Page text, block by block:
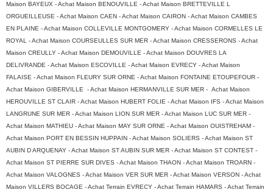
Maison BAYEUX - Achat Maison BENOUVILLE - Achat Maison BRETTEVILLE L
ORGUEILLEUSE - Achat Maison CAEN - Achat Maison CAIRON - Achat Maison CAMBES
EN PLAINE - Achat Maison COLLEVILLE MONTGOMERY - Achat Maison CORMELLES LE
ROYAL - Achat Maison COURSEULLES SUR MER - Achat Maison CRESSERONS - Achat
Maison CREULLY - Achat Maison DEMOUVILLE - Achat Maison DOUVRES LA
DELIVRANDE - Achat Maison ESCOVILLE - Achat Maison EVRECY - Achat Maison
FALAISE - Achat Maison FLEURY SUR ORNE - Achat Maison FONTAINE ETOUPEFOUR -
Achat Maison GIBERVILLE - Achat Maison HERMANVILLE SUR MER - Achat Maison
HEROUVILLE ST CLAIR - Achat Maison HUBERT FOLIE - Achat Maison IFS - Achat Maison
LANGRUNE SUR MER - Achat Maison LION SUR MER - Achat Maison LUC SUR MER -
Achat Maison MATHIEU - Achat Maison MAY SUR ORNE - Achat Maison OUISTREHAM -
Achat Maison PORT EN BESSIN HUPPAIN - Achat Maison SOLIERS - Achat Maison ST
AUBIN D ARQUENAY - Achat Maison ST AUBIN SUR MER - Achat Maison ST CONTEST -
Achat Maison ST PIERRE SUR DIVES - Achat Maison THAON - Achat Maison TROARN -
Achat Maison VALOGNES - Achat Maison VER SUR MER - Achat Maison VERSON - Achat
Maison VILLERS BOCAGE - Achat Terrain EVRECY - Achat Terrain HAMARS - Achat Terrain